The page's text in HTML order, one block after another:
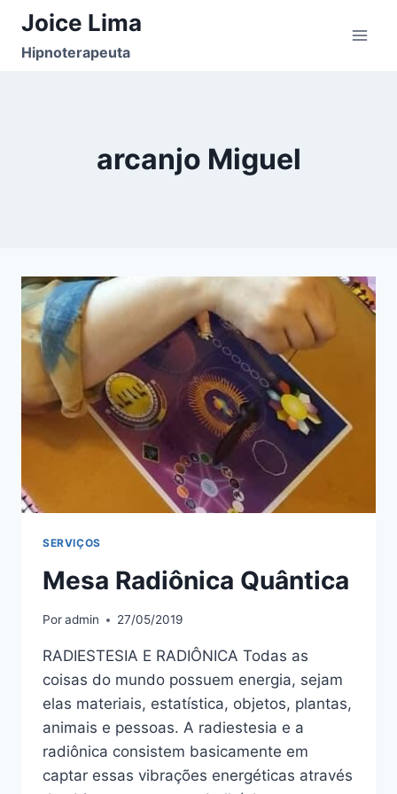
Pular
paraJoice Lima
Hipnoterapeuta
arcanjo Miguel
SERVIÇOS
Mesa Radiônica Quântica
Poradmin 27/05/2019
RADIESTESIA E RADIÔNICA Todas as
coisas do mundo possuem energia, sejam
elas materiais, estatística, objetos, plantas,
animais e pessoas. A radiestesia e a
radiônica consistem basicamente em
captar essas vibrações energéticas através